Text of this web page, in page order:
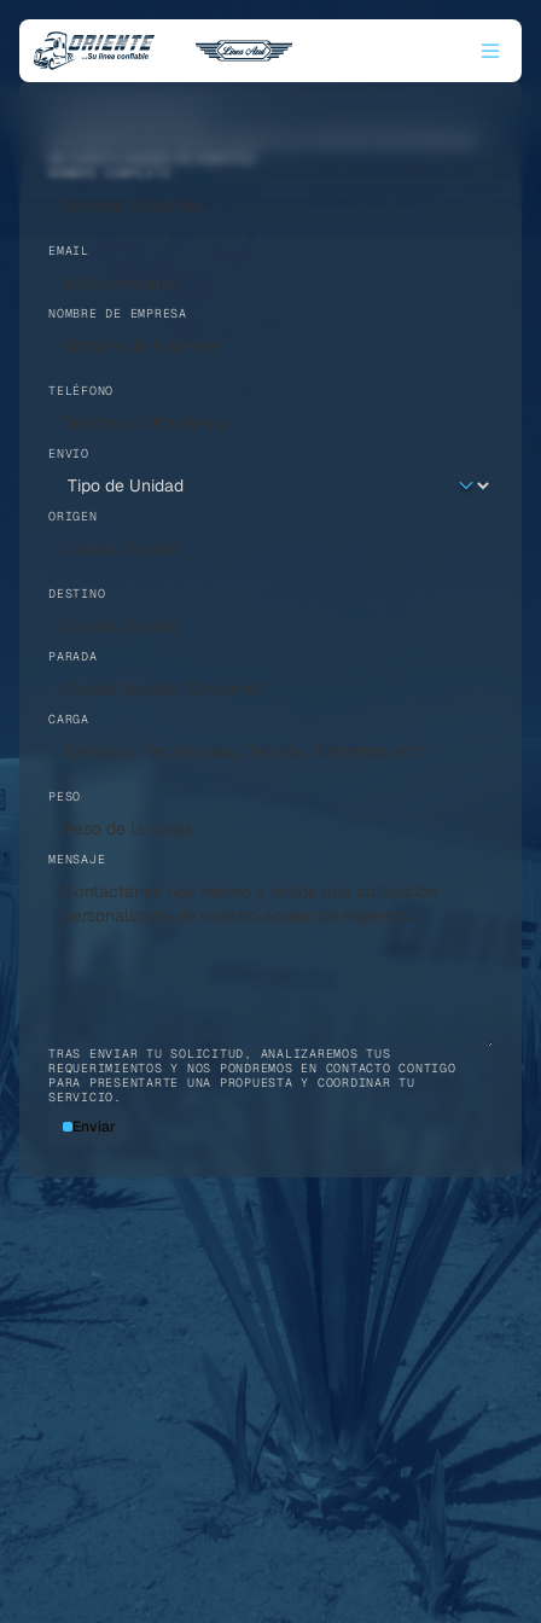
EMAIL
NOMBRE DE EMPRESA
TELÉFONO
ENVIO
ORIGEN
DESTINO
PARADA
CARGA
PESO
MENSAJE
TRAS ENVIAR TU SOLICITUD, ANALIZAREMOS TUS
REQUERIMIENTOS Y NOS PONDREMOS EN CONTACTO CONTIGO
PARA PRESENTARTE UNA PROPUESTA Y COORDINAR TU
SERVICIO.
Enviar